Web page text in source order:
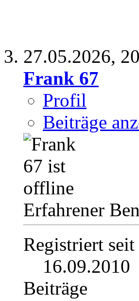
27.05.2026,
Frank 67
Profil
Beiträge
Erfahrener
Registriert seit
16.09.2010
Beiträge